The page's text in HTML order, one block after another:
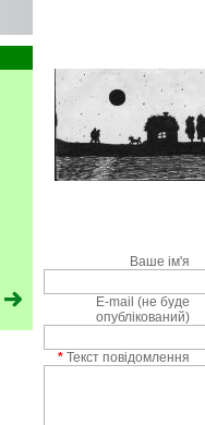
Ваше ім'я
E-mail (не буде
опублікований)
* Текст повідомлення